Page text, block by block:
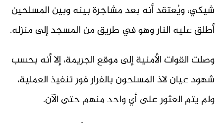
شيكي، ويُعتقد أنه بعد مشاجرة بينه وبين المسلحين
أطلق عليه النار وهو في طريق من المسجد إلى منزله.
وصلت القوات الأمنية إلى موقع الجريمة، إلا أنه بحسب
شهود عيان لاذ المسلحون بالفرار فور تنفيذ العملية،
ولم يتم العثور على أي واحد منهم حتى الآن.